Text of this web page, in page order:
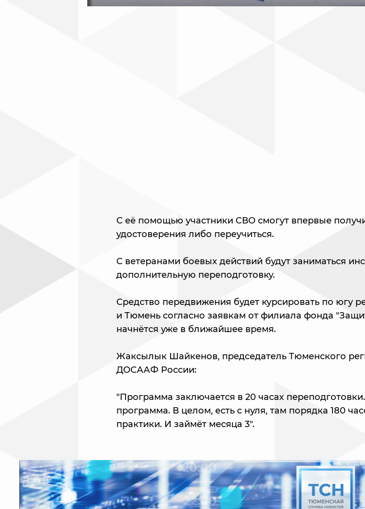
С её помощью участники СВО смогут впервые
удостоверения либо переучиться.
С ветеранами боевых действий будут заниматься
дополнительную переподготовку.
Средство передвижения будет курсировать по югу
и Тюмень согласно заявкам от филиала фонда
начнётся уже в ближайшее время.
Жаксылык Шайкенов, председатель Тюменского
ДОСААФ России:
"Программа заключается в 20 часах
программа. В целом, есть с нуля, там порядка 180
практики. И займёт месяца 3".